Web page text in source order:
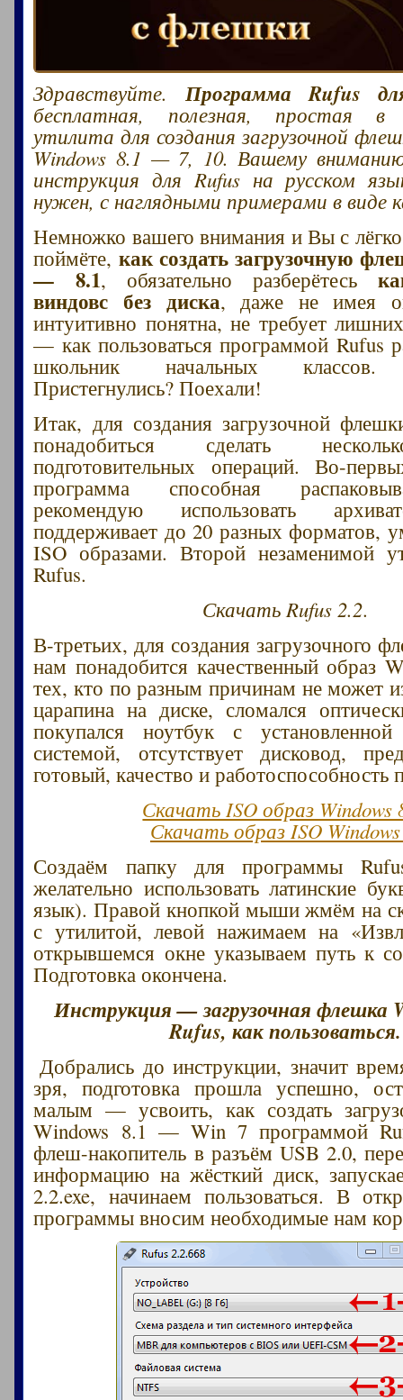
Здравствуйте. Программа Rufus
бесплатная, полезная, простая в
утилита для создания загрузочной
Windows 8.1 — 7, 10. Вашему
инструкция для Rufus на русском
нужен, с наглядными примерами в виде
Немножко вашего внимания и Вы с
поймёте, как создать загрузочную
— 8.1, обязательно разберётесь
виндовс без диска, даже не имея
интуитивно понятна, не требует
— как пользоваться программой Rufus
школьник начальных классов.
Пристегнулись? Поехали!
Итак, для создания загрузочной
понадобиться сделать
подготовительных операций. Во-
программа способная
рекомендую использовать
поддерживает до 20 разных форматов,
ISO образами. Второй незаменимой
Rufus.
Скачать Rufus 2.2.
В-третьих, для создания загрузочного
нам понадобится качественный образ
тех, кто по разным причинам не может
царапина на диске, сломался
покупался ноутбук с установленной
системой, отсутствует дисковод,
готовый, качество и работоспособность
Скачать ISO образ Windows
Скачать образ ISO
Создаём папку для программы
желательно использовать латинские
язык). Правой кнопкой мыши жмём на
с утилитой, левой нажимаем на
открывшемся окне указываем путь к
Подготовка окончена.
Инструкция — загрузочная флешка
Rufus, как пользоваться.
Добрались до инструкции, значит
зря, подготовка прошла успешно,
малым — усвоить, как создать
Windows 8.1 — Win 7 программой
флеш-накопитель в разъём USB 2.0,
информацию на жёсткий диск,
2.2.exe, начинаем пользоваться. В
программы вносим необходимые нам